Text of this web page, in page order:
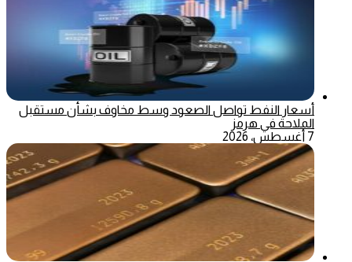
أسعار النفط تواصل الصعود وسط مخاوف بشأن مستقبل
الملاحة في هرمز
7 أغسطس، 2026